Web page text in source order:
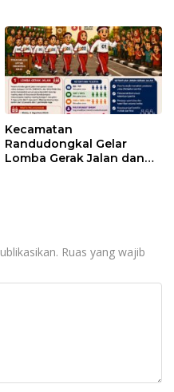
Kecamatan
Randudongkal Gelar
Lomba Gerak Jalan dan
Ruas yang wajib